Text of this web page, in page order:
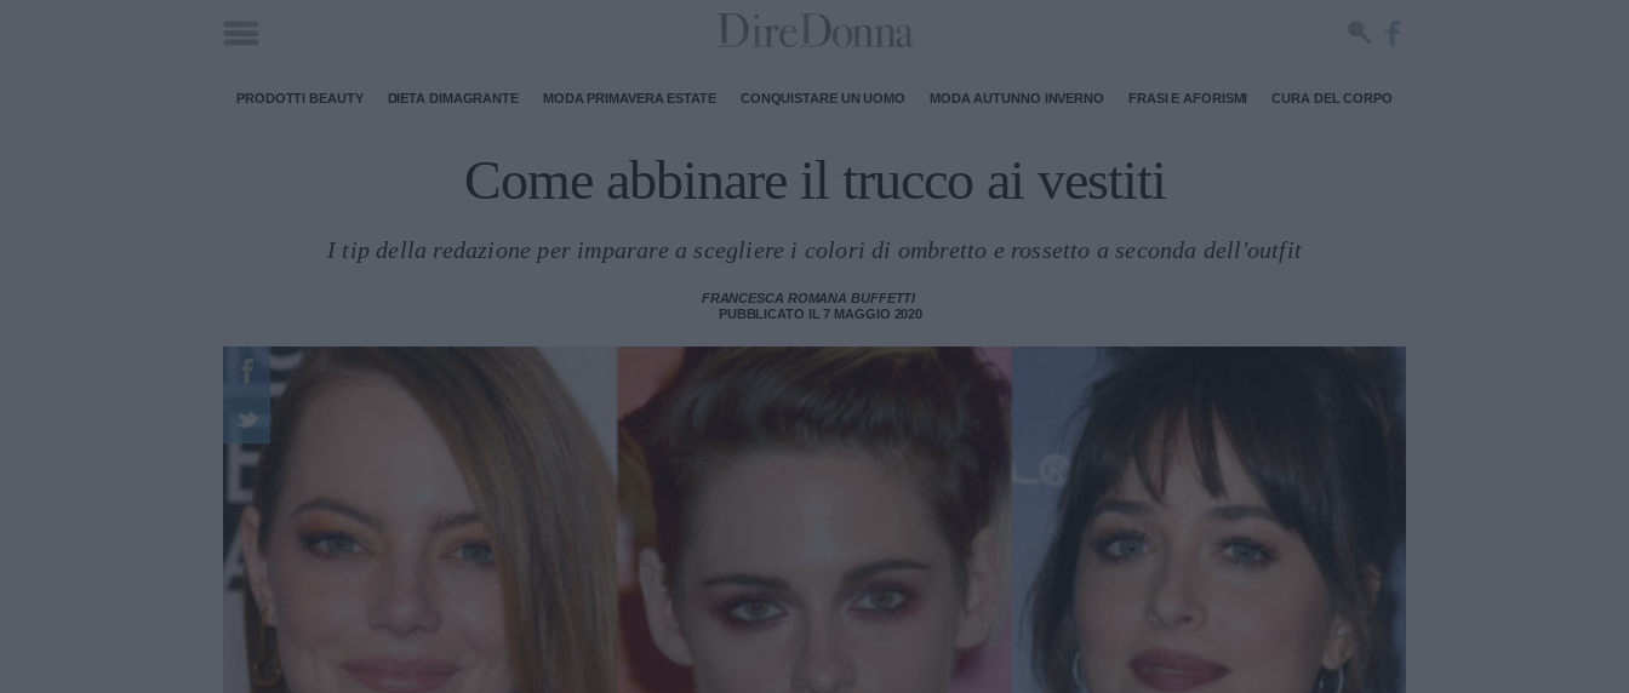
PRODOTTI BEAUTY DIETA DIMAGRANTE MODA PRIMAVERA ESTATE CONQUISTARE UN UOMO MODA AUTUNNO INVERNO FRASI E AFORISMI CURA DEL CORPO
Come abbinare il trucco ai vestiti
I tip della redazione per imparare a scegliere i colori di ombretto e rossetto a seconda dell'outfit
FRANCESCA ROMANA BUFFETTI
PUBBLICATO IL 7 MAGGIO 2020